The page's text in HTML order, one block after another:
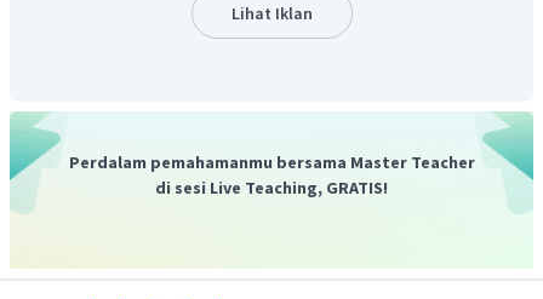
2 /s2
Lihat Iklan
Perdalam pemahamanmu bersama Master Teacher
di sesi Live Teaching, GRATIS!